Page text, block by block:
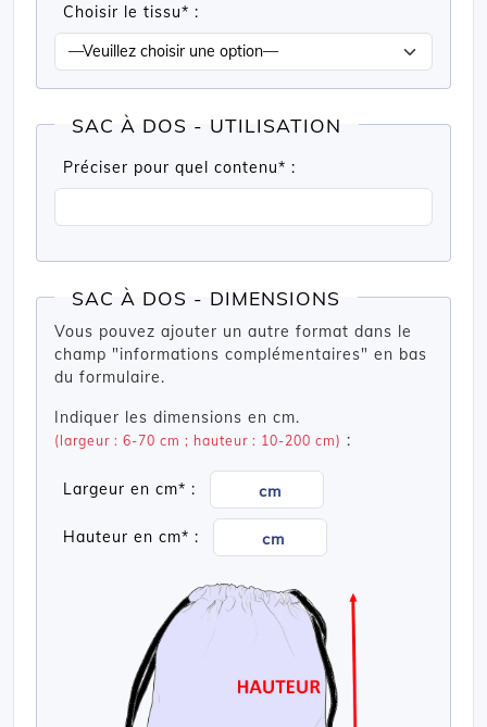
Choisir le tissu* :
SAC À DOS - UTILISATION
Préciser pour quel contenu* :
SAC À DOS - DIMENSIONS
Vous pouvez ajouter un autre format dans le
champ "informations complémentaires" en bas
du formulaire.
Indiquer les dimensions en cm.
(largeur : 6-70 cm ; hauteur : 10-200 cm) :
Largeur en cm* :
Hauteur en cm* :